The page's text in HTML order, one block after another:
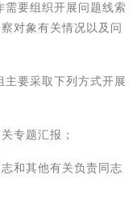
要组织开展问题线索
对象有关情况以及问
要采取下列方式开展
专题汇报；
和其他有关负责同志